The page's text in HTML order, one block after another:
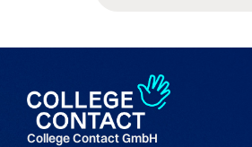
College Contact GmbH